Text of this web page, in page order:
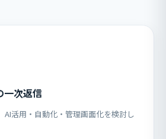
一次返信
AI活用・自動化・管理画面化を検討し